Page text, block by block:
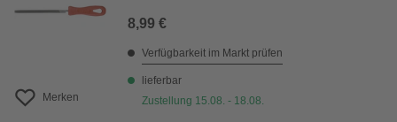
Merken
8,99 €
Verfügbarkeit im Markt prüfen
lieferbar
Zustellung 15.08. - 18.08.